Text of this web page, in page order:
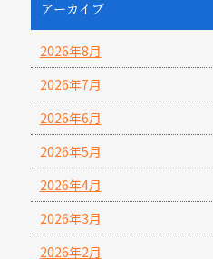
アーカイブ
2026年8月
2026年7月
2026年6月
2026年5月
2026年4月
2026年3月
2026年2月